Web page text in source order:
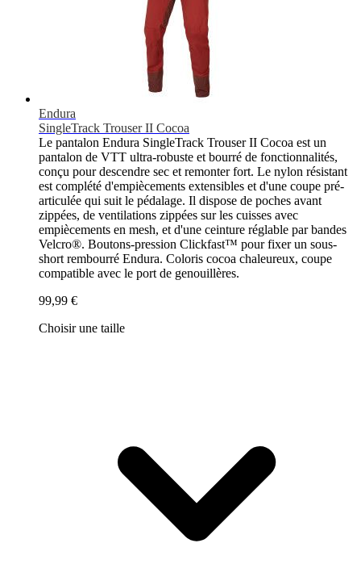
Endura
SingleTrack Trouser II Cocoa
Le pantalon Endura SingleTrack Trouser II Cocoa est un
pantalon de VTT ultra-robuste et bourré de fonctionnalités,
conçu pour descendre sec et remonter fort. Le nylon résistant
est complété d'empiècements extensibles et d'une coupe pré-
articulée qui suit le pédalage. Il dispose de poches avant
zippées, de ventilations zippées sur les cuisses avec
empiècements en mesh, et d'une ceinture réglable par bandes
Velcro®. Boutons-pression Clickfast™ pour fixer un sous-
short rembourré Endura. Coloris cocoa chaleureux, coupe
compatible avec le port de genouillères.
99,99 €
Choisir une taille